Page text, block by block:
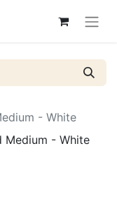
- White